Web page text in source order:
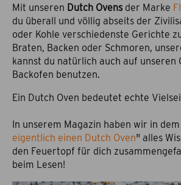
Mit unseren Dutch Ovens der Marke
du überall und völlig abseits der
oder Kohle verschiedenste Gerichte
Braten, Backen oder Schmoren,
kannst du natürlich auch auf unseren
Backofen benutzen.
Ein Dutch Oven bedeutet echte
In unserem Magazin haben wir in
eigentlich einen Dutch Oven" alles
den Feuertopf für dich
beim Lesen!